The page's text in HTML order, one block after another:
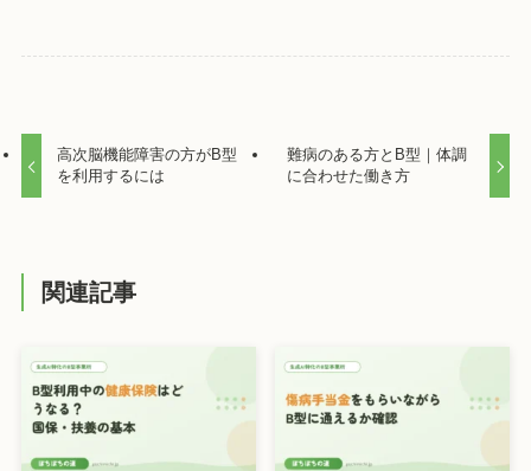
高次脳機能障害の方がB型
を利用するには
難病のある方とB型｜体調
に合わせた働き方
関連記事